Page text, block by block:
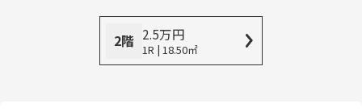
2階 2.5万円
1R | 18.50㎡